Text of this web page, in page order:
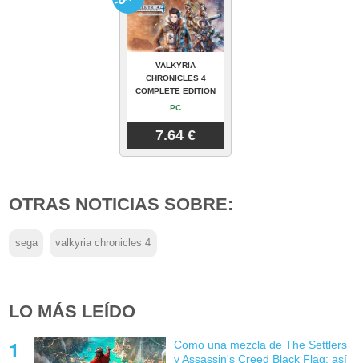
VALKYRIA
CHRONICLES 4
COMPLETE EDITION
PC
7.64 €
OTRAS NOTICIAS SOBRE:
sega valkyria chronicles 4
LO MÁS LEÍDO
Como una mezcla de The Settlers
y Assassin's Creed Black Flag: así